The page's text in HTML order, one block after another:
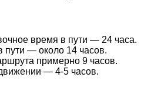
время в пути — 24 часа.
пути — около 14 часов.
примерно 9 часов.
— 4-5 часов.